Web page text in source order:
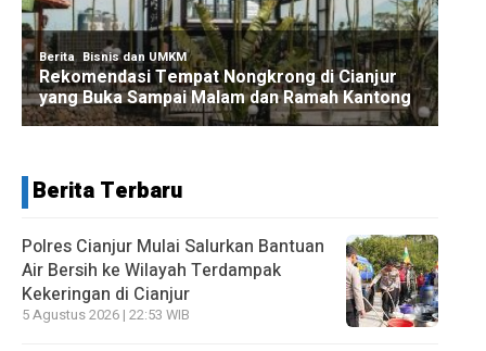
Berita Terbaru
Polres Cianjur Mulai Salurkan Bantuan
Air Bersih ke Wilayah Terdampak
Kekeringan di Cianjur
5 Agustus 2026 | 22:53 WIB